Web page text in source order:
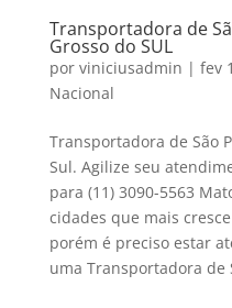
Transportadora de
Grosso do SUL
por viniciusadmin | fev
Nacional
Transportadora de São
Sul. Agilize seu
para (11) 3090-5563
cidades que mais
porém é preciso estar
uma Transportadora de